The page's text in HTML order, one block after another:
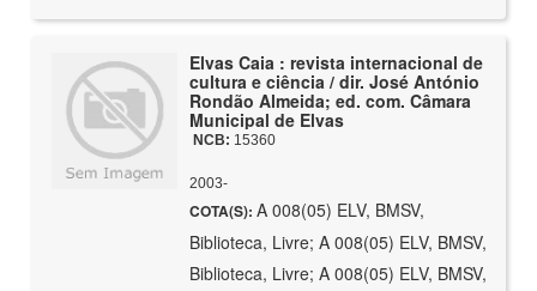
Elvas Caia : revista internacional de
cultura e ciência / dir. José António
Rondão Almeida; ed. com. Câmara
Municipal de Elvas
NCB: 15360
2003-
COTA(S): A 008(05) ELV, BMSV,
Biblioteca, Livre; A 008(05) ELV, BMSV,
Biblioteca, Livre; A 008(05) ELV, BMSV,